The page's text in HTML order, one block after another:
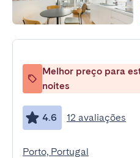
Melhor preço para
noites
4.6 12 avaliações
Porto, Portugal